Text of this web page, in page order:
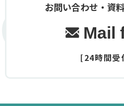
お問い合わせ・資
Mail
[24時間受